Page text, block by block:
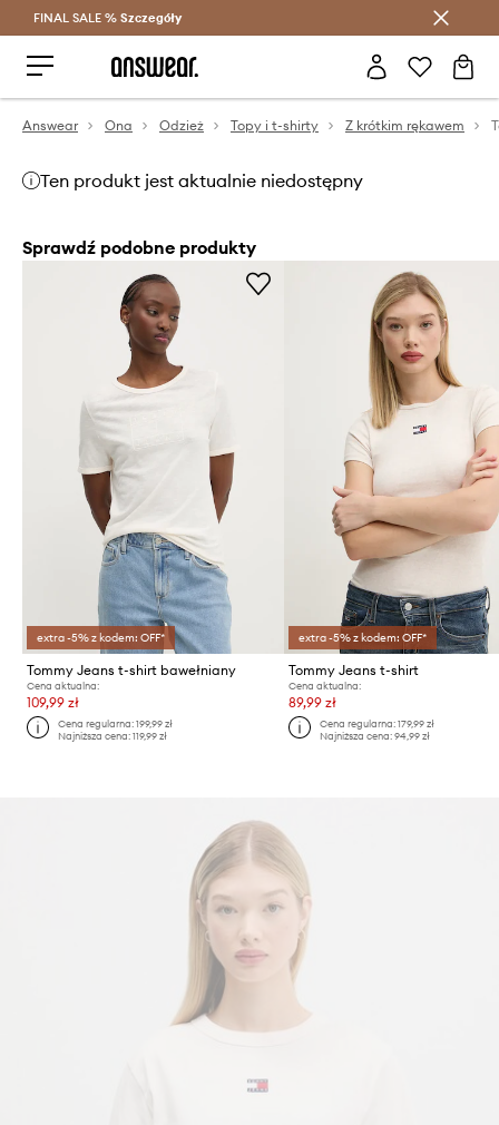
Oszczędzaj z Answear Club >
FINAL SALE % Szczegóły
Answear Ona Odzież Topy i t-shirty Z krótkim rękawem
Ten produkt jest aktualnie niedostępny
Sprawdź podobne produkty
extra -5% z kodem: OFF*
Tommy Jeans t-shirt bawełniany
Cena aktualna:
109,99 zł
Cena regularna:199,99 zł
Najniższa cena:119,99 zł
extra -5% z kodem: OFF*
Tommy Jeans t-shirt
Cena aktualna:
89,99 zł
Cena regularna: 179,99 zł
Najniższa cena: 94,99 zł